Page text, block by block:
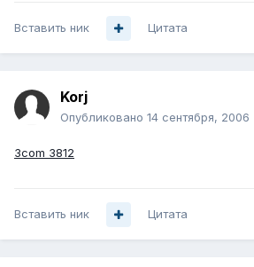
Вставить ник Цитата
Korj
Опубликовано 14 сентября, 2006
3com 3812
Вставить ник Цитата